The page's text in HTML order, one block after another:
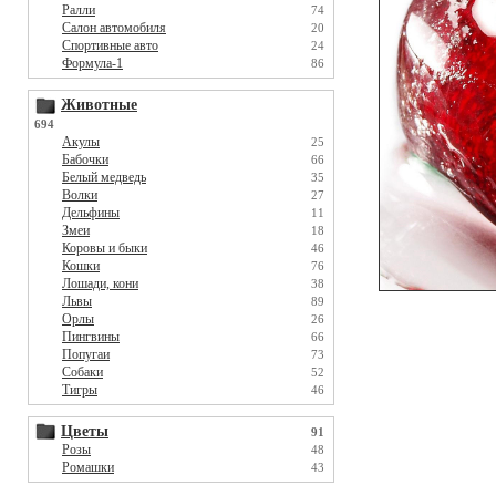
Ралли 74
Салон автомобиля 20
Спортивные авто 24
Формула-1 86
Животные
694
Акулы 25
Бабочки 66
Белый медведь 35
Волки 27
Дельфины 11
Змеи 18
Коровы и быки 46
Кошки 76
Лошади, кони 38
Львы 89
Орлы 26
Пингвины 66
Попугаи 73
Собаки 52
Тигры 46
Цветы 91
Розы 48
Ромашки 43